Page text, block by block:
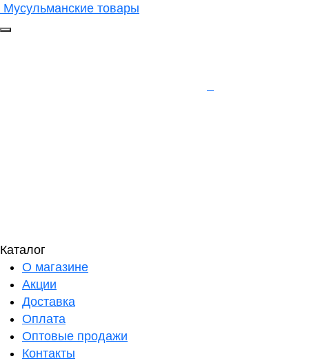
Мусульманские товары
Каталог
О магазине
Акции
Доставка
Оплата
Оптовые продажи
Контакты